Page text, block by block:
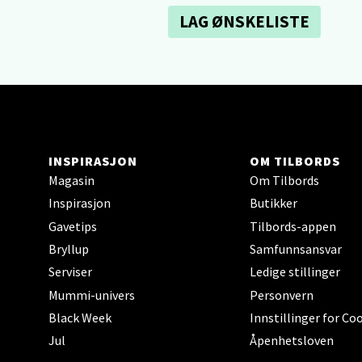
LAG ØNSKELISTE
INSPIRASJON
Magasin
Inspirasjon
Gavetips
Bryllup
Serviser
Mummi-univers
Black Week
Jul
OM TILBORDS
Om Tilbords
Butikker
Tilbords-appen
Samfunnsansvar
Ledige stillinger
Personvern
Innstillinger for
Åpenhetsloven
Ski
Ski
Åpent i